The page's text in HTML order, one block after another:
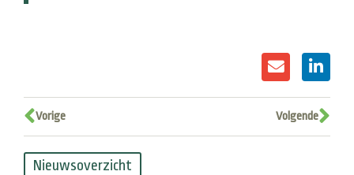
Vorige Volgende
Nieuwsoverzicht